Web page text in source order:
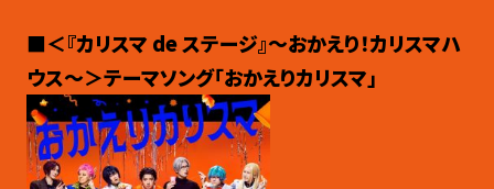
■＜『カリスマ de ステージ』〜おかえり！カリスマハ
ウス〜＞テーマソング「おかえりカリスマ」